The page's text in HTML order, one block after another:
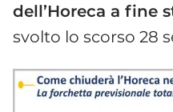
dell’Horeca a fine
svolto lo scorso 28